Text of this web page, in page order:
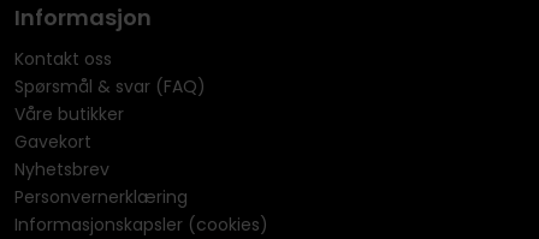
Informasjon
Kontakt oss
Spørsmål & svar (FAQ)
Våre butikker
Gavekort
Nyhetsbrev
Personvernerklæring
Informasjonskapsler (cookies)